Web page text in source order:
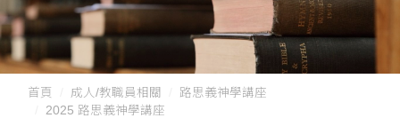
首頁 成人/教職員相關
路思義神學講座
2025 路思義神學講座